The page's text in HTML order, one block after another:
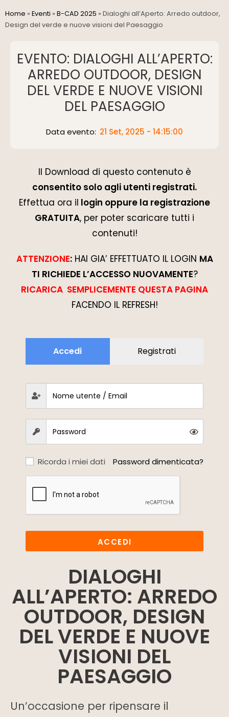
Home » Eventi » B-CAD 2025 » Dialoghi all’Aperto: Arredo outdoor,
Design del verde e nuove visioni del Paesaggio
EVENTO: DIALOGHI ALL’APERTO:
ARREDO OUTDOOR, DESIGN
DEL VERDE E NUOVE VISIONI
DEL PAESAGGIO
Data evento: 21 Set, 2025 - 14:15:00
Il Download di questo contenuto è
consentito solo agli utenti registrati.
Effettua ora il login oppure la registrazione
GRATUITA, per poter scaricare tutti i
contenuti!
ATTENZIONE:HAI GIA’ EFFETTUATO IL LOGIN MA
TI RICHIEDE L’ACCESSO NUOVAMENTE?
RICARICA SEMPLICEMENTE QUESTA PAGINA
FACENDO IL REFRESH!
Accedi Registrati
Ricorda i miei dati Password dimenticata?
ACCEDI
DIALOGHI
ALL’APERTO: ARREDO
OUTDOOR, DESIGN
DEL VERDE E NUOVE
VISIONI DEL
PAESAGGIO
Un’occasione per ripensare il